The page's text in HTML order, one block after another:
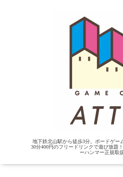
地下鉄北山駅から徒歩3分。ボードゲー
30分400円のフリードリンクで遊び放題
ーハンマー正規取